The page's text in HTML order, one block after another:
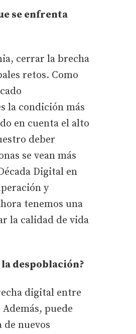
se enfrenta
cerrar la brecha
retos. Como
la condición más
en cuenta el alto
deber
se vean más
Digital en
y
tenemos una
la calidad de vida
la despoblación?
digital entre
puede
nuevos